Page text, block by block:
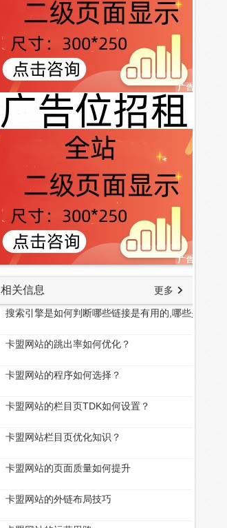
相关信息 更多
搜索引擎是如何判断哪些链接是有用的,哪些是无用
卡盟网站的跳出率如何优化？
卡盟网站的程序如何选择？
卡盟网站的栏目页TDK如何设置？
卡盟网站栏目页优化知识？
卡盟网站的页面质量如何提升
卡盟网站的外链布局技巧